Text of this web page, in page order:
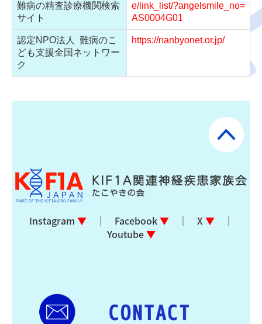
難病の精査診療機関検索
サイト
e/link_list/?angelsmile_no=
AS0004G01
認定NPO法人 難病のこ
ども支援全国ネットワー
ク
https://nanbyonet.or.jp/
Instagram ▼ ｜ Facebook▼ ｜ X ▼
｜
Youtube▼